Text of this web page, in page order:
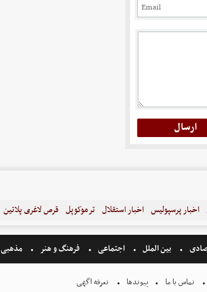
اخبار پرسپولیس اخبار استقلال ترموکوپل قرص لاغری پلاتین
بین الملل اجتماعی فرهنگ و هنر مذهبی
تماس با ما پیوندها تعرفه اگهی